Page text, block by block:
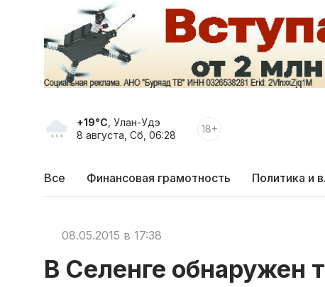
+19°C , Улан-Удэ
8 августа, Сб, 06:28
18+
Все Финансовая грамотность Политика и
08.05.2015 в 17:38
В Селенге обнаружен